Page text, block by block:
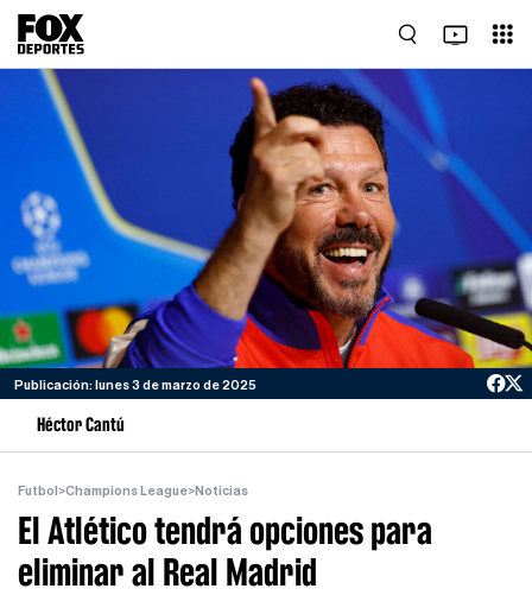
Publicación: lunes 3 de marzo de 2025
Héctor Cantú
Futbol >Champions League>Noticias
El Atlético tendrá opciones para
eliminar al Real Madrid